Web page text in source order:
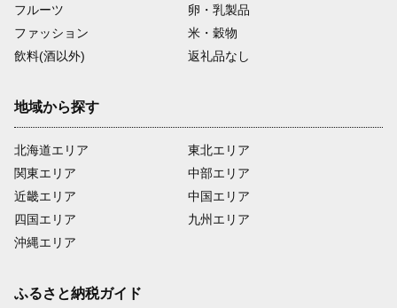
フルーツ
卵・乳製品
ファッション
米・穀物
飲料(酒以外)
返礼品なし
地域から探す
北海道エリア
関東エリア
近畿エリア
四国エリア
沖縄エリア
東北エリア
中部エリア
中国エリア
九州エリア
ふるさと納税ガイド